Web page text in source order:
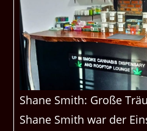
Shane Smith: Große
Shane Smith war der